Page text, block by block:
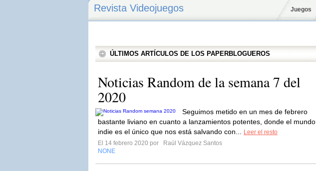
Revista Videojuegos Juegos
ÚLTIMOS ARTÍCULOS DE LOS PAPERBLOGUEROS
Noticias Random de la semana 7 del
2020
Seguimos metido en un mes de febrero
bastante liviano en cuanto a lanzamientos potentes, donde el mundo
indie es el único que nos está salvando con...
Leer el resto
El 14 febrero 2020 por
Raúl Vázquez Santos
NONE